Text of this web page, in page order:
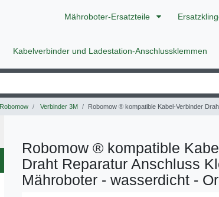
Mähroboter-Ersatzteile
Kabelverbinder und Ladestation-Anschlussklemmen
Robomow Verbinder 3M Robomow ® kompatible Kabel-Verbinder
Robomow ® kompatible
Draht Reparatur Anschluss
Mähroboter - wasserdicht -